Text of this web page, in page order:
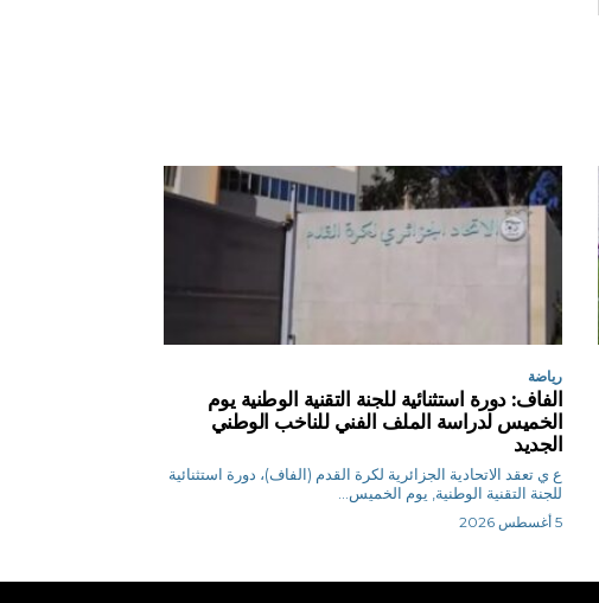
رياضة
الفاف: دورة استثنائية للجنة التقنية الوطنية يوم
الخميس لدراسة الملف الفني للناخب الوطني
الجديد
ع ي تعقد الاتحادية الجزائرية لكرة القدم (الفاف)، دورة استثنائية
للجنة التقنية الوطنية, يوم الخميس...
5 أغسطس 2026